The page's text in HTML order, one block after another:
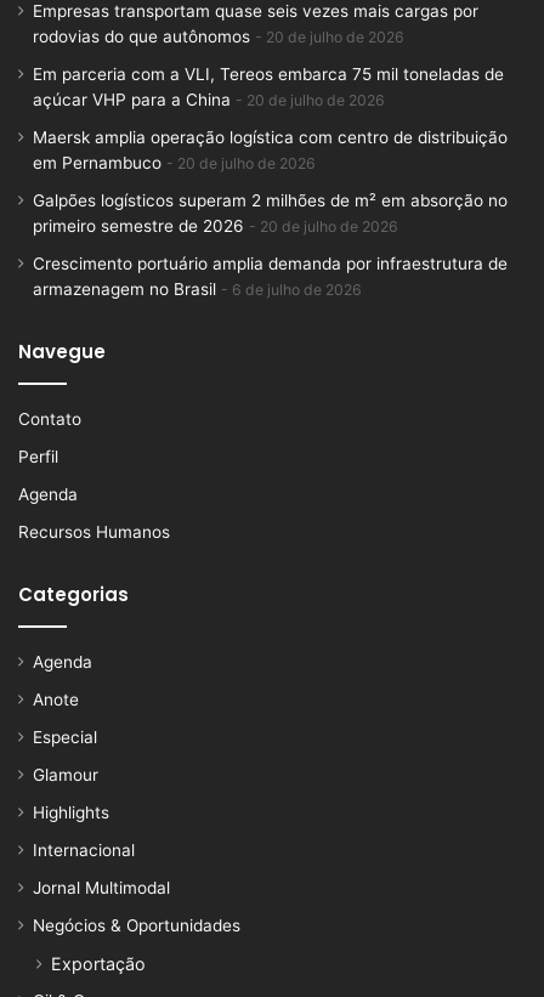
Empresas transportam quase seis vezes mais cargas por
rodovias do que autônomos
20 de julho de 2026
Em parceria com a VLI, Tereos embarca 75 mil toneladas de
açúcar VHP para a China
20 de julho de 2026
Maersk amplia operação logística com centro de distribuição
em Pernambuco
20 de julho de 2026
Galpões logísticos superam 2 milhões de m² em absorção no
primeiro semestre de 2026
20 de julho de 2026
Crescimento portuário amplia demanda por infraestrutura de
armazenagem no Brasil
6 de julho de 2026
Navegue
Contato
Perfil
Agenda
Recursos Humanos
Categorias
Agenda
Anote
Especial
Glamour
Highlights
Internacional
Jornal Multimodal
Negócios & Oportunidades
Exportação